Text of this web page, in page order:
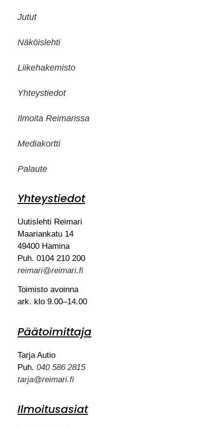
Jutut
Näköislehti
Liikehakemisto
Yhteystiedot
Ilmoita Reimarissa
Mediakortti
Palaute
Yhteystiedot
Uutislehti Reimari
Maariankatu 14
49400 Hamina
Puh. 0104 210 200
reimari@reimari.fi
Toimisto avoinna
ark. klo 9.00–14.00
Päätoimittaja
Tarja Autio
Puh. 040 586 2815
tarja@reimari.fi
Ilmoitusasiat